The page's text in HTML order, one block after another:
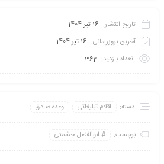
تاریخ انتشار: 16 تیر 1404
آخرین بروزرسانی: 16 تیر 1404
تعداد بازدید: 362
دسته: اقلام تبلیغاتی وعده صادق
برچسب: ابوالفضل حشمتی